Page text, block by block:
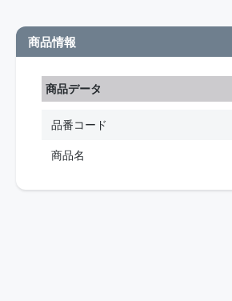
商品情報
商品データ
品番コード
商品名